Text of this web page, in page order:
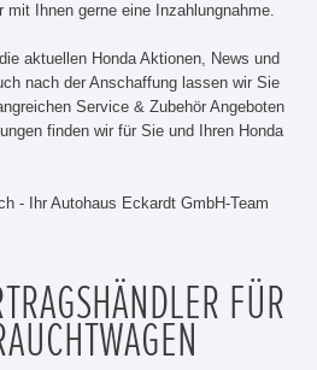
mit Ihnen gerne eine Inzahlungnahme.
aktuellen Honda Aktionen, News und
nach der Anschaffung lassen wir Sie
Service & Zubehör Angeboten
finden wir für Sie und Ihren Honda
- Ihr Autohaus Eckardt GmbH-Team
FÜR